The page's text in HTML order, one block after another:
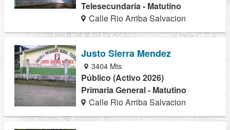
Telesecundaria - Matutino
Calle Rio Arriba Salvacion
Justo Sierra Mendez
3404 Mts
Público (Activo 2026)
Primaria General - Matutino
Calle Rio Arriba Salvacion